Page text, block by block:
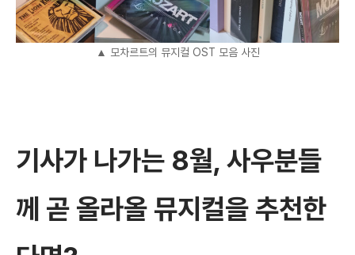
▲ 모차르트의 뮤지컬 OST 모음 사진
기사가 나가는 8월, 사우분들
께 곧 올라올 뮤지컬을 추천한